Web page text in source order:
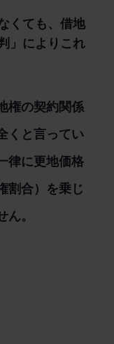
くても、借地
」によりこれ
権の契約関係
くと言ってい
律に更地価格
割合）を乗じ
。